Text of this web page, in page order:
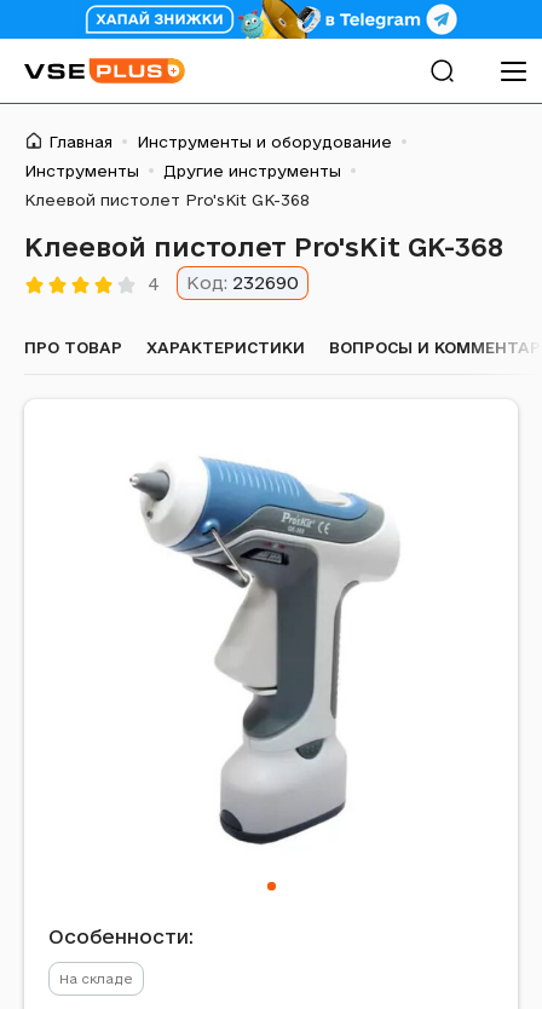
Главная
Инструменты и оборудование
Инструменты
Другие инструменты
Клеевой пистолет Pro'sKit GK-368
Клеевой пистолет Pro'sKit GK-368
4 Код: 232690
ПРО ТОВАР ХАРАКТЕРИСТИКИ ВОПРОСЫ И
Особенности:
На складе